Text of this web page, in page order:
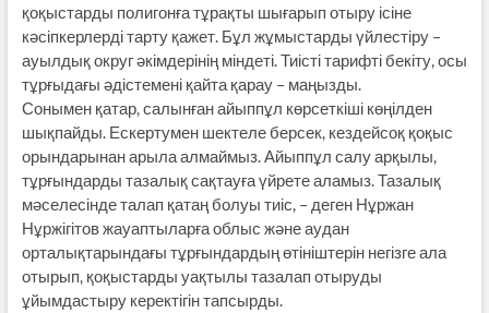
қоқыстарды полигонға тұрақты шығарып отыру ісіне
кәсіпкерлерді тарту қажет. Бұл жұмыстарды үйлестіру –
ауылдық округ әкімдерінің міндеті. Тиісті тарифті бекіту, осы
тұрғыдағы әдістемені қайта қарау – маңызды.
Сонымен қатар, салынған айыппұл көрсеткіші көңілден
шықпайды. Ескертумен шектеле берсек, кездейсоқ қоқыс
орындарынан арыла алмаймыз. Айыппұл салу арқылы,
тұрғындарды тазалық сақтауға үйрете аламыз. Тазалық
мәселесінде талап қатаң болуы тиіс, – деген Нұржан
Нұржігітов жауаптыларға облыс және аудан
орталықтарындағы тұрғындардың өтініштерін негізге ала
отырып, қоқыстарды уақтылы тазалап отыруды
ұйымдастыру керектігін тапсырды.